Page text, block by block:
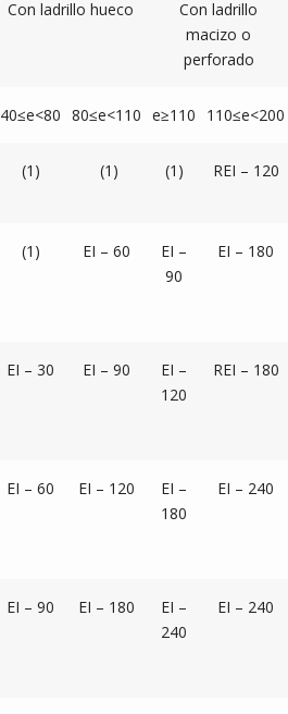
Con ladrillo hueco
Con ladrillo
macizo o
perforado
40≤e<80 80≤e<110 e≥110 110≤e<200
(1) (1) (1) REI – 120
(1) EI – 60
EI –
90
EI – 180
EI – 30 EI – 90
EI –
120
REI – 180
EI – 60 EI – 120
EI –
180
EI – 240
EI – 90 EI – 180
EI –
240
EI – 240